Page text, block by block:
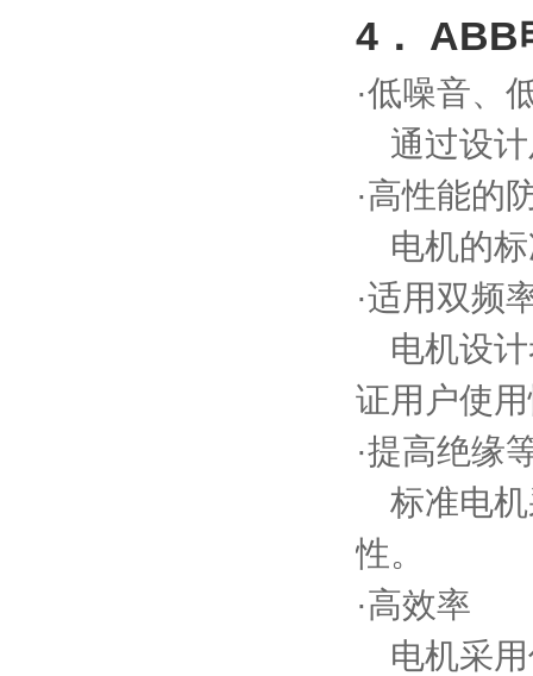
4． ABB
·低噪音、
通过设计
·高性能的
电机的标
·适用双频
电机设计
证用户使
·提高绝缘
标准电机
性。
·高效率
电机采用